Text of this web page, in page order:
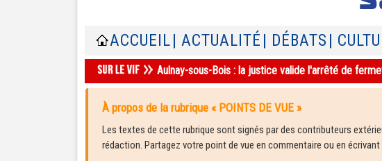
ACCUEIL | ACTUALITÉ | DÉBATS |
Aulnay-sous-Bois : la justice valide l'arrêté de
À propos de la rubrique « POINTS DE VUE »
Les textes de cette rubrique sont signés par des contributeurs
rédaction. Partagez votre point de vue en commentaire ou en